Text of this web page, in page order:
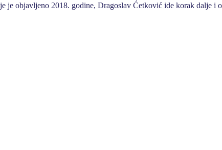
je objavljeno 2018. godine, Dragoslav Ćetković ide korak dalje